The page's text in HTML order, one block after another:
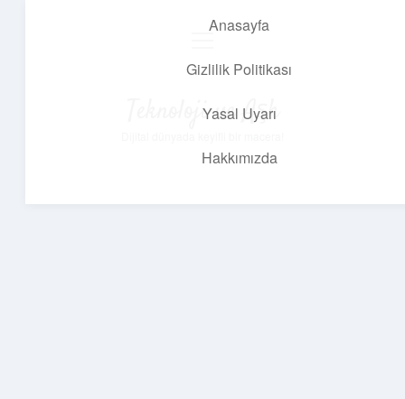
Anasayfa
Gizlilik Politikası
Yasal Uyarı
Hakkımızda
Teknoloji ve Aşk